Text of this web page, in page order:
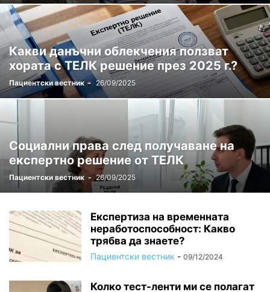
Какви данъчни облекчения ползват
хората с ТЕЛК решение през 2025 г.?
Пациентски вестник - 26/09/2025
Социални права след получаване на
експертно решение от ТЕЛК
Пациентски вестник - 26/09/2025
Експертиза на временната
неработоспособност: Какво
трябва да знаете?
Пациентски вестник - 09/12/2024
Колко тест-ленти ми се полагат